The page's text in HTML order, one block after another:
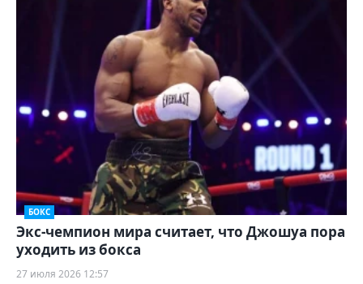
БОКС
Экс-чемпион мира считает, что Джошуа пора
уходить из бокса
27 июля 2026 12:57